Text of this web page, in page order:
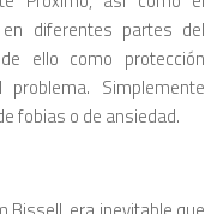
diferentes partes del
ello como protección
Simplemente
fobias o de ansiedad.